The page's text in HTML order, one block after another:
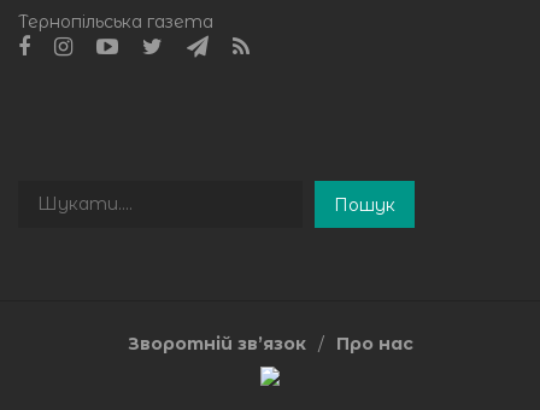
Тернопільська газета
Пошук
Пошук
Зворотній зв’язок Про нас